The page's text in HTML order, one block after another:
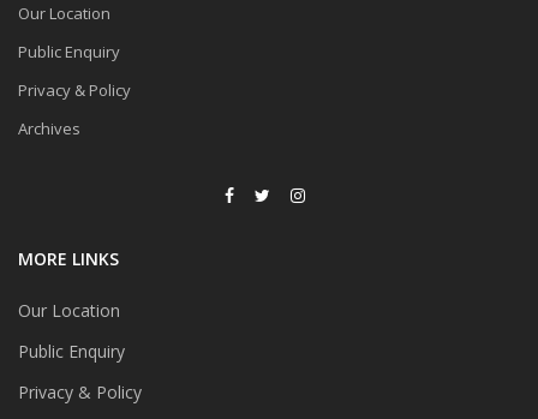
Our Location
Public Enquiry
Privacy & Policy
Archives
MORE LINKS
Our Location
Public Enquiry
Privacy & Policy